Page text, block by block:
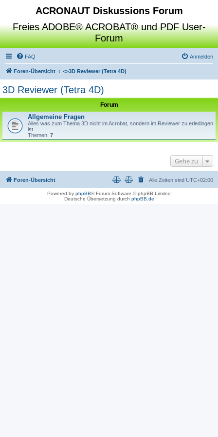
ACRONAUT Diskussions Forum
Freies ADOBE® ACROBAT® und PDF User-
Forum
FAQ Anmelden
Foren-Übersicht <>3D Reviewer (Tetra 4D)
3D Reviewer (Tetra 4D)
Forum
Allgemeine Fragen
Alles was zum Thema 3D nicht im Acrobat, sondern im Reviewer zu erledingen
ist
Themen: 7
Gehe zu
Foren-Übersicht Alle Zeiten sind UTC+02:00
Powered by phpBB® Forum Software © phpBB Limited
Deutsche Übersetzung durch phpBB.de